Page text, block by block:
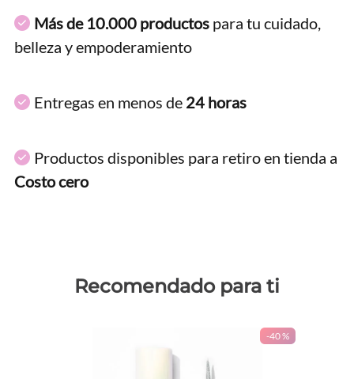
Más de 10.000 productos para tu cuidado,
belleza y empoderamiento
Entregas en menos de 24 horas
Productos disponibles para retiro en tienda a
Costo cero
Recomendado para ti
-40 %